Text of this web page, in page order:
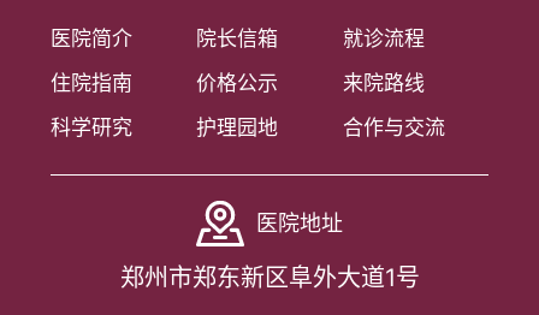
医院简介 院长信箱
就诊流程
住院指南
价格公示
来院路线
科学研究
护理园地 合作与交流
医院地址
郑州市郑东新区阜外大道1号